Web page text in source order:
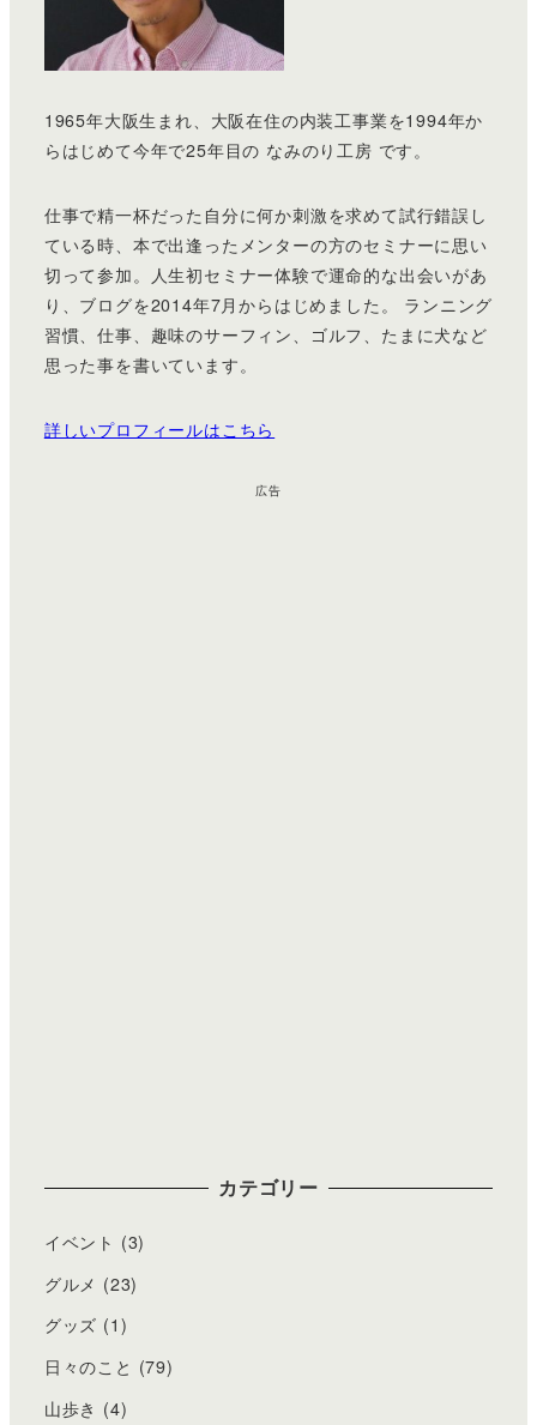
1965年大阪生まれ、大阪在住の内装工事業を1994年か
らはじめて今年で25年目の なみのり工房 です。
仕事で精一杯だった自分に何か刺激を求めて試行錯誤し
ている時、本で出逢ったメンターの方のセミナーに思い
切って参加。人生初セミナー体験で運命的な出会いがあ
り、ブログを2014年7月からはじめました。 ランニング
習慣、仕事、趣味のサーフィン、ゴルフ、たまに犬など
思った事を書いています。
詳しいプロフィールはこちら
広告
カテゴリー
イベント (3)
グルメ (23)
グッズ (1)
日々のこと (79)
山歩き (4)